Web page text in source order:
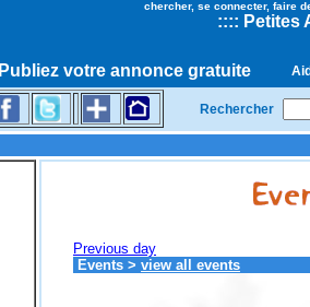
chercher, se connecter, faire
:::: Petites
Publiez votre annonce gratuite
Rechercher
Previous day
Events > view all events